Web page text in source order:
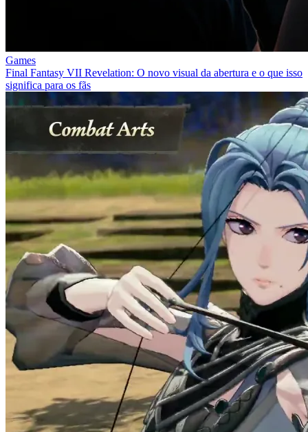
Games
Final Fantasy VII Revelation: O novo visual da abertura e o que isso
significa para os fãs